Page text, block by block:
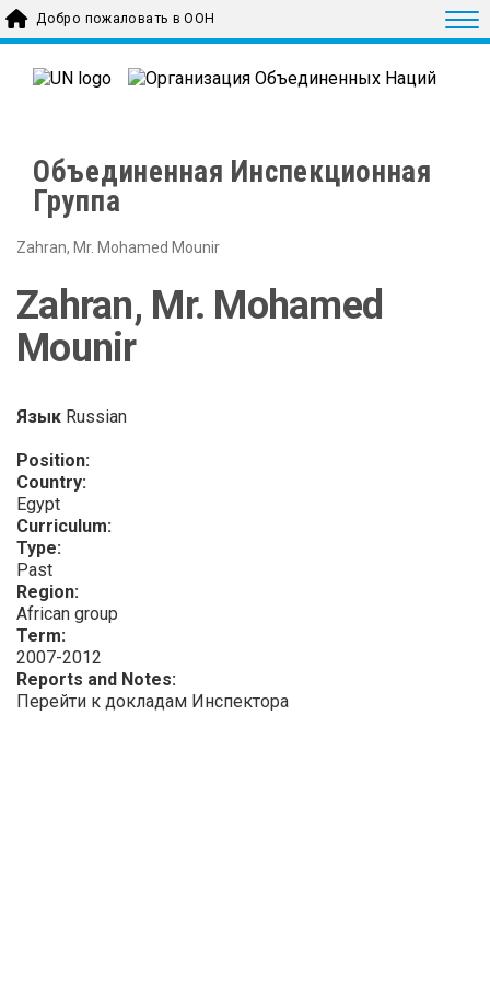
Skip to main content
Добро пожаловать в ООН
Объединенная Инспекционная
Группа
Zahran, Mr. Mohamed Mounir
Zahran, Mr. Mohamed
Mounir
Язык Russian
Position:
Country:
Egypt
Curriculum:
Type:
Past
Region:
African group
Term:
2007-2012
Reports and Notes:
Перейти к докладам Инспектора